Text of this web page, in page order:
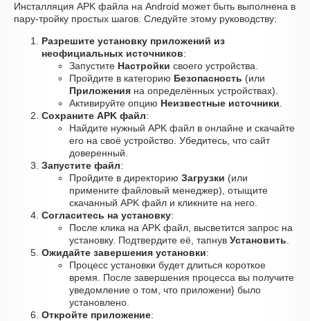
Инсталляция APK файла на Android может быть выполнена в
пару-тройку простых шагов. Следуйте этому руководству:
Разрешите установку приложений из
неофициальных источников:
Запустите Настройки своего устройства.
Пройдите в категорию Безопасность (или
Приложения на определённых устройствах).
Активируйте опцию Неизвестные источники
Сохраните APK файл:
Найдите нужный APK файл в онлайне и скачайте
его на своё устройство. Убедитесь, что сайт
доверенный.
Запустите файл:
Пройдите в директорию Загрузки (или
примените файловый менеджер), отыщите
скачанный APK файл и кликните на него.
Согласитесь на установку:
После клика на APK файл, высветится запрос на
установку. Подтвердите её, тапнув Установить
Ожидайте завершения установки:
Процесс установки будет длиться короткое
время. После завершения процесса вы получите
уведомление о том, что приложени} было
установлено.
Откройте приложение: